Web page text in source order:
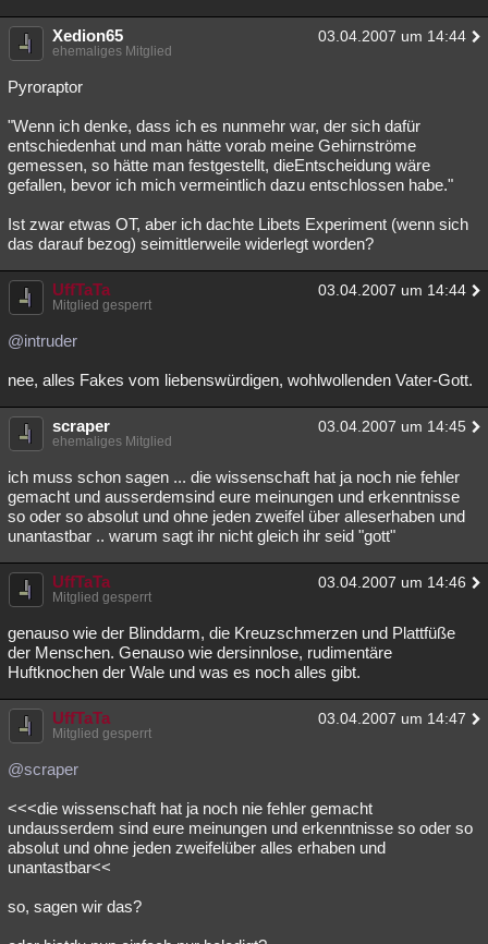
Xedion65 03.04.2007 um 14:44
ehemaliges Mitglied
Pyroraptor
"Wenn ich denke, dass ich es nunmehr war, der sich dafür
entschiedenhat und man hätte vorab meine Gehirnströme
gemessen, so hätte man festgestellt, dieEntscheidung wäre
gefallen, bevor ich mich vermeintlich dazu entschlossen habe."
Ist zwar etwas OT, aber ich dachte Libets Experiment (wenn sich
das darauf bezog) seimittlerweile widerlegt worden?
UffTaTa 03.04.2007 um 14:44
Mitglied gesperrt
@intruder
nee, alles Fakes vom liebenswürdigen, wohlwollenden Vater-Gott.
scraper 03.04.2007 um 14:45
ehemaliges Mitglied
ich muss schon sagen ... die wissenschaft hat ja noch nie fehler
gemacht und ausserdemsind eure meinungen und erkenntnisse
so oder so absolut und ohne jeden zweifel über alleserhaben und
unantastbar .. warum sagt ihr nicht gleich ihr seid "gott"
UffTaTa 03.04.2007 um 14:46
Mitglied gesperrt
genauso wie der Blinddarm, die Kreuzschmerzen und Plattfüße
der Menschen. Genauso wie dersinnlose, rudimentäre
Huftknochen der Wale und was es noch alles gibt.
UffTaTa 03.04.2007 um 14:47
Mitglied gesperrt
@scraper
<<<die wissenschaft hat ja noch nie fehler gemacht
undausserdem sind eure meinungen und erkenntnisse so oder so
absolut und ohne jeden zweifelüber alles erhaben und
unantastbar<<
so, sagen wir das?